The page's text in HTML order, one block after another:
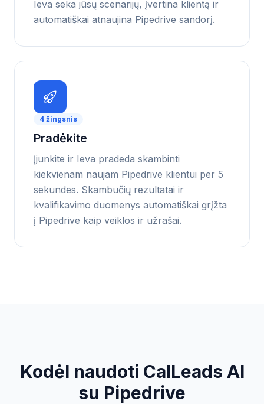
Ieva seka jūsų scenarijų, įvertina klientą ir
automatiškai atnaujina Pipedrive sandorį.
4 žingsnis
Pradėkite
Įjunkite ir Ieva pradeda skambinti
kiekvienam naujam Pipedrive klientui per 5
sekundes. Skambučių rezultatai ir
kvalifikavimo duomenys automatiškai grįžta
į Pipedrive kaip veiklos ir užrašai.
Kodėl naudoti CalLeads AI
su Pipedrive